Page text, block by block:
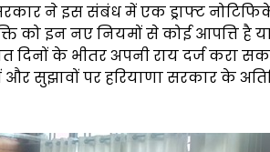
ने इस संबंध में एक ड्राफ्ट
को इन नए नियमों से कोई आपत्ति है
दिनों के भीतर अपनी राय दर्ज करा
और सुझावों पर हरियाणा सरकार के